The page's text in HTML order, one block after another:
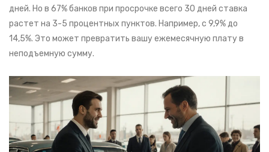
дней. Но в 67% банков при просрочке всего 30 дней ставка
растет на 3-5 процентных пунктов. Например, с 9,9% до
14,5%. Это может превратить вашу ежемесячную плату в
неподъемную сумму.